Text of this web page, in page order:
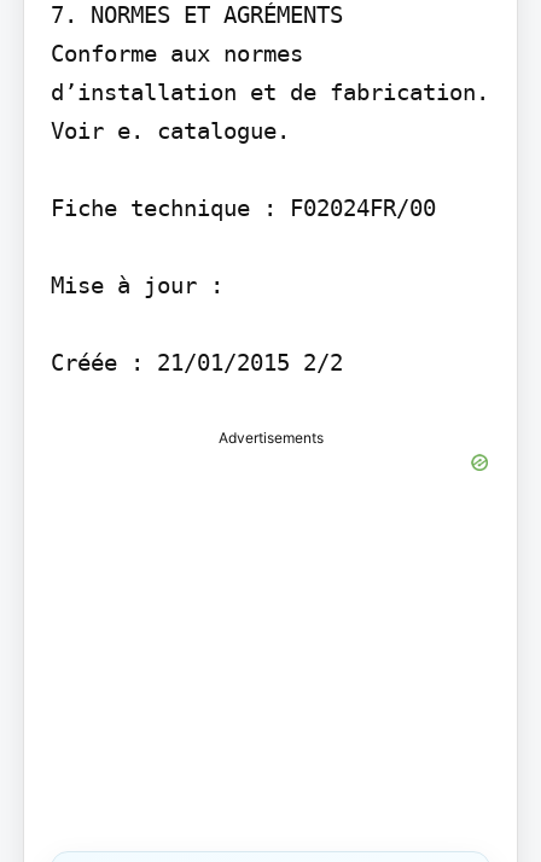
7. NORMES ET AGRÉMENTS
Conforme aux normes
d’installation et de fabrication.
Voir e. catalogue.
Fiche technique : F02024FR/00
Mise à jour :
Créée : 21/01/2015 2/2
Advertisements